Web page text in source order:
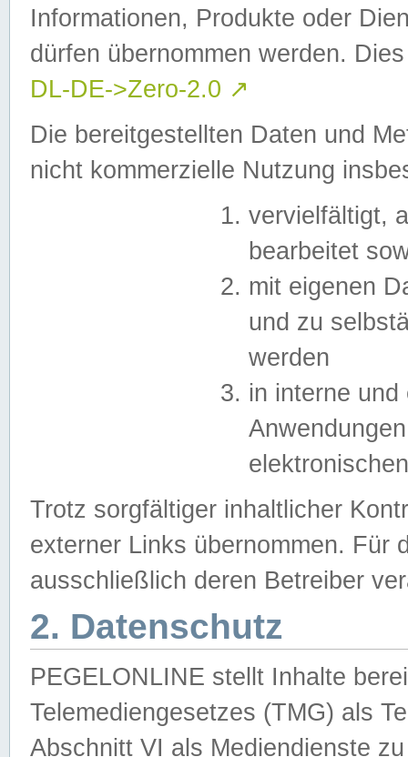
Informationen, Produkte oder
dürfen übernommen werden.
DL-DE->Zero-2.0 ↗
Die bereitgestellten Daten und
nicht kommerzielle Nutzung
vervielfältigt,
bearbeitet
mit eigenen
und zu
werden
in interne
Trotz sorgfältiger inhaltlicher
externer Links übernommen. Für
ausschließlich deren Betreiber
2. Datenschutz
PEGELONLINE stellt Inhalte
Telemediengesetzes (TMG) als
Abschnitt VI als Mediendienste